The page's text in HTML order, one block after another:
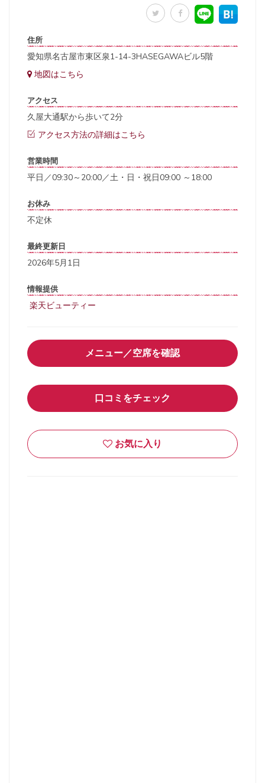
住所
愛知県名古屋市東区泉1-14-3HASEGAWAビル5階
地図はこちら
アクセス
久屋大通駅から歩いて2分
アクセス方法の詳細はこちら
営業時間
平日／09:30～20:00／土・日・祝日09:00 ～18:00
お休み
不定休
最終更新日
2026年5月1日
情報提供
楽天ビューティー
メニュー／空席を確認
口コミをチェック
お気に入り